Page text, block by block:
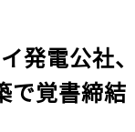
イ発電公社
で覚書締結